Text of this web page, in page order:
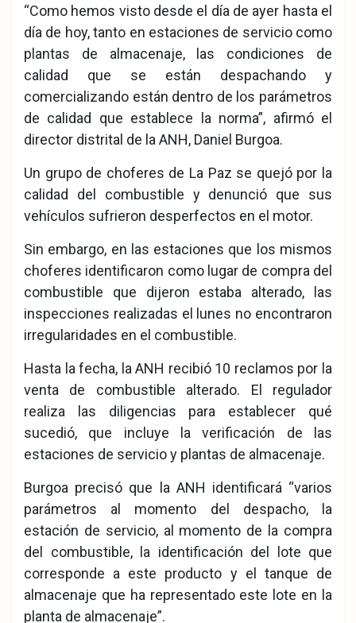
“Como hemos visto desde el día de ayer hasta el
día de hoy, tanto en estaciones de servicio como
plantas de almacenaje, las condiciones de
calidad que se están despachando y
comercializando están dentro de los parámetros
de calidad que establece la norma”, afirmó el
director distrital de la ANH, Daniel Burgoa.
Un grupo de choferes de La Paz se quejó por la
calidad del combustible y denunció que sus
vehículos sufrieron desperfectos en el motor.
Sin embargo, en las estaciones que los mismos
choferes identificaron como lugar de compra del
combustible que dijeron estaba alterado, las
inspecciones realizadas el lunes no encontraron
irregularidades en el combustible.
Hasta la fecha, la ANH recibió 10 reclamos por la
venta de combustible alterado. El regulador
realiza las diligencias para establecer qué
sucedió, que incluye la verificación de las
estaciones de servicio y plantas de almacenaje.
Burgoa precisó que la ANH identificará “varios
parámetros al momento del despacho, la
estación de servicio, al momento de la compra
del combustible, la identificación del lote que
corresponde a este producto y el tanque de
almacenaje que ha representado este lote en la
planta de almacenaje”.